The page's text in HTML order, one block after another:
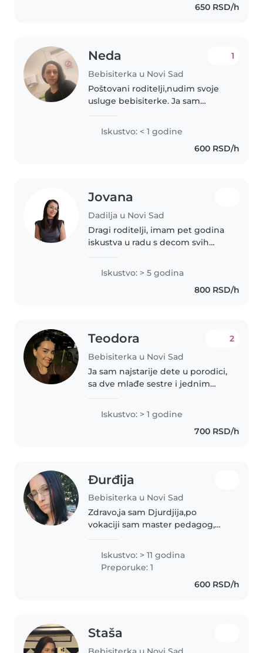
praktično iskustvo u vrtiću, kao i
650 RSD/h
Neda
Bebisiterka u Novi Sad
1
Poštovani roditelji,nudim svoje
usluge bebisiterke. Ja sam
saosećajana. Imam certifikat iz
prve pomoći. Moje dete je u dobi
od 18 godine, pa sam stekla
Iskustvo: < 1 godine
600 RSD/h
Jovana
Dadilja u Novi Sad
Dragi roditelji, imam pet godina
iskustva u radu s decom svih
predškolskog. Odgovorna sam i
brizna. U obzir dolazi i cuvanje
Iskustvo: > 5 godina
800 RSD/h
Teodora
Bebisiterka u Novi Sad
2
Ja sam najstarije dete u porodici,
sa dve mlađe sestre i jednim
mene. Zaista volim decu i uživam
u vremenu provedenom..
Iskustvo: > 1 godine
700 RSD/h
Đurđija
Bebisiterka u Novi Sad
Zdravo,ja sam Djurdjija,po
vokaciji sam master pedagog,
iskustvo u radu sa decom(u
struci,posebno sa ranjivim
kategorijama,a takodje i
Iskustvo: > 11 godina
Preporuke: 1
600 RSD/h
Staša